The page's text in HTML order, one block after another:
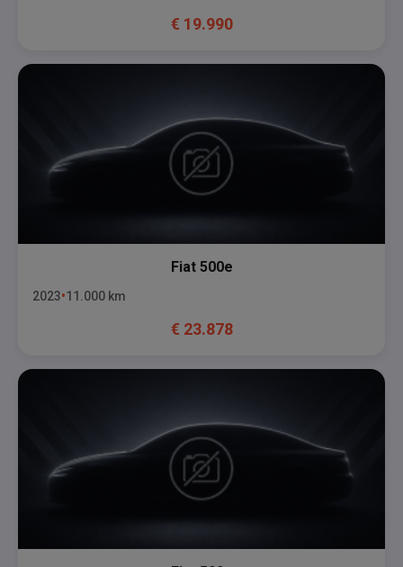
€ 19.990
Fiat 500e
2023 11.000 km
€ 23.878